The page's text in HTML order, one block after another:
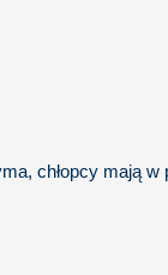
chłopcy mają w